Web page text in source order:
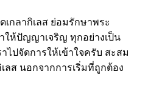
กลากิเลส ย่อมรักษาพระ
ให้ปัญญาเจริญ ทุกอย่างเป็น
ปจัดการให้เข้าใจครับ สะสม
ลส นอกจากการเริ่มที่ถูกต้อง